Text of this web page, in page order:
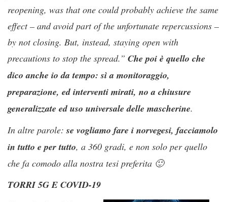
reopening, was that one could probably achieve the same
effect – and avoid part of the unfortunate repercussions –
by not closing. But, instead, staying open with
precautions to stop the spread.” Che poi è quello che
dico anche io da tempo: sì a monitoraggio,
preparazione, ed interventi mirati, no a chiusure
generalizzate ed uso universale delle mascherine.
In altre parole:se vogliamo fare i norvegesi, facciamolo
in tutto e per tutto, a 360 gradi, e non solo per quello
che fa comodo alla nostra tesi preferita 🙂
TORRI 5G E COVID-19